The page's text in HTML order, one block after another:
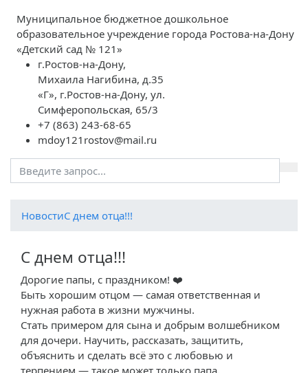
Муниципальное бюджетное дошкольное
образовательное учреждение города Ростова-на-Дону
«Детский сад № 121»
г.Ростов-на-Дону,
Михаила Нагибина, д.35
«Г», г.Ростов-на-Дону, ул.
Симферопольская, 65/3
+7 (863) 243-68-65
mdoy121rostov@mail.ru
НовостиС днем отца!!!
С днем отца!!!
Дорогие папы, с праздником! ❤️
Быть хорошим отцом — самая ответственная и
нужная работа в жизни мужчины.
Стать примером для сына и добрым волшебником
для дочери. Научить, рассказать, защитить,
объяснить и сделать всё это с любовью и
терпением — такое может только папа.